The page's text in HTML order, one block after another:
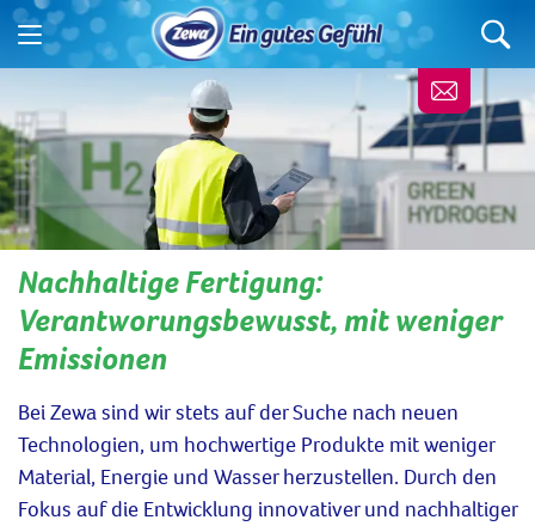
Nachhaltige Fertigung:
Verantworungsbewusst, mit weniger
Emissionen
Bei Zewasind wirstets auf der Suche nach neuen
Technologien, um hochwertige Produkte mit weniger
Material, Energie und Wasser herzustellen. Durch den
Fokus auf die Entwicklung innovativer und nachhaltiger